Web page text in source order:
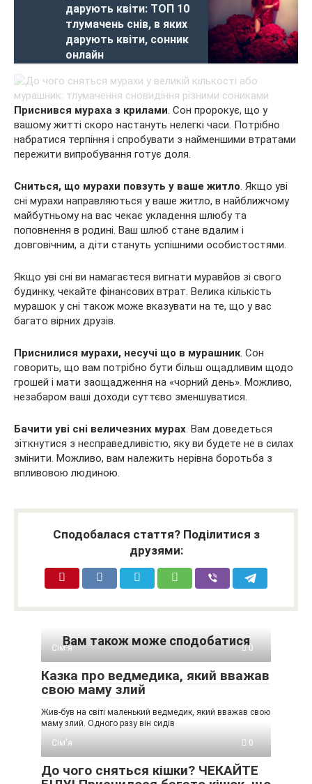
дарують квіти: ТОП 10
тлумачень снів, в яких
дарують квіти, сонник
онлайн
Приснився мураха з крилами. Сон пророкує, що у
вашому житті скоро настануть нелегкі часи. Потрібно
набратися терпіння і спробувати з найменшими втратами
пережити випробування готує доля.
Сниться, що мурахи повзуть у ваше житло. Якщо уві
сні мурахи направляються у ваше житло, в найближчому
майбутньому на вас чекає укладення шлюбу та
поповнення в родині. Ваш шлюб стане вдалим і
довговічним, а діти стануть успішними особистостями.
Якщо уві сні ви намагаєтеся вигнати муравйов зі свого
будинку, чекайте фінансових втрат. Велика кількість
мурашок у сні також може вказувати на те, що у вас
багато вірних друзів.
Приснилися мурахи, несучі що в мурашник. Сон
говорить, що вам потрібно бути більш ощадливим щодо
грошей і мати заощадження на «чорний день». Можливо,
незабаром ваші доходи суттєво зменшуватися.
Бачити уві сні величезних мурах. Вам доведеться
зіткнутися з несправедливістю, яку ви будете не в силах
змінити. Можливо, вам належить нерівна боротьба з
впливовою людиною.
Сподобалася стаття? Поділитися з
друзями:
Вам також може сподобатися
Сім'я 0
Казка про ведмедика, який вважав
свою маму злий
Жив-був на світі маленький ведмедик, який вважав свою
маму злий. Одного разу він сидів
Сім'я
0
До чого сняться кішки? ЧЕКАЙТЕ